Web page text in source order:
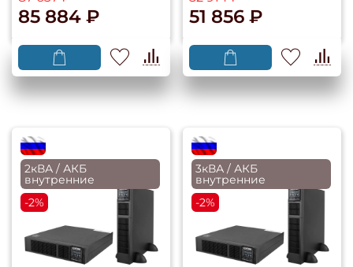
85 884 ₽ 51 856 ₽
flagRU
2кВА / АКБ
внутренние
-2%
flagRU
3кВА / АКБ
внутренние
-2%